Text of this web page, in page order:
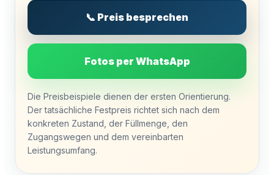
📞 Preis besprechen
Fotos per WhatsApp
Die Preisbeispiele dienen der ersten Orientierung.
Der tatsächliche Festpreis richtet sich nach dem
konkreten Zustand, der Füllmenge, den
Zugangswegen und dem vereinbarten
Leistungsumfang.